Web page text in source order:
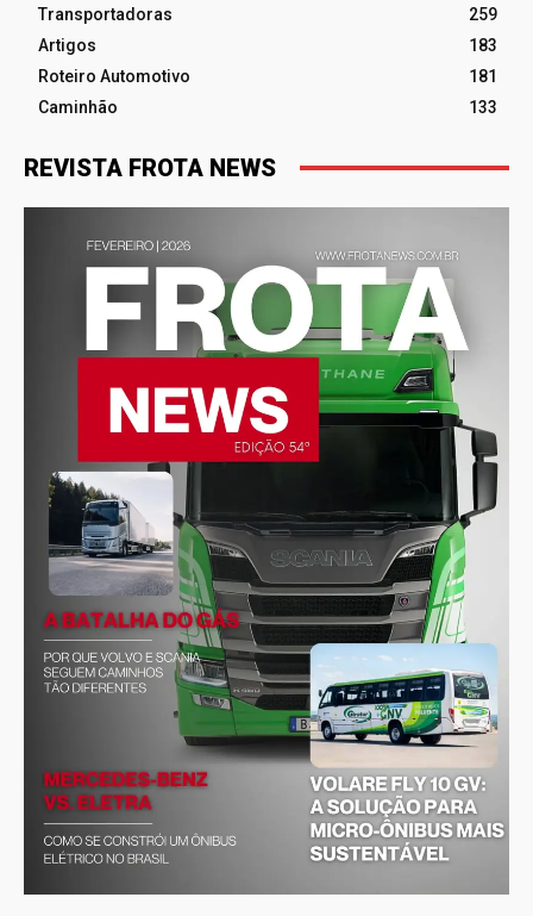
Transportadoras
259
Artigos
183
Roteiro Automotivo
181
Caminhão
133
REVISTA FROTA NEWS